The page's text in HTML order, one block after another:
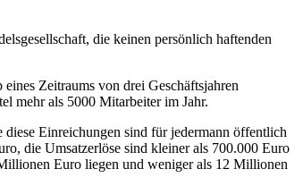
die keinen persönlich haftenden
Zeitraums von drei Geschäftsjahren
mehr als 5000 Mitarbeiter im Jahr.
Einreichungen sind für jedermann öffentlich
die Umsatzerlöse sind kleiner als 700.000 Euro
Euro liegen und weniger als 12 Millionen